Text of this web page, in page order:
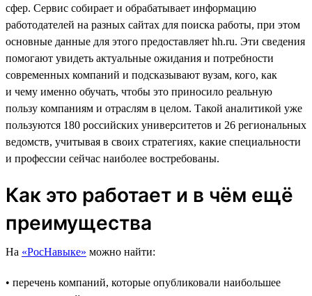
сфер. Сервис собирает и обрабатывает информацию
работодателей на разных сайтах для поиска работы, при этом
основные данные для этого предоставляет hh.ru. Эти сведения
помогают увидеть актуальные ожидания и потребности
современных компаний и подсказывают вузам, кого, как
и чему именно обучать, чтобы это приносило реальную
пользу компаниям и отраслям в целом. Такой аналитикой уже
пользуются 180 российских университетов и 26 региональных
ведомств, учитывая в своих стратегиях, какие специальности
и профессии сейчас наиболее востребованы.
Как это работает и в чём ещё
преимущества
На «РосНавыке» можно найти:
• перечень компаний, которые опубликовали наибольшее